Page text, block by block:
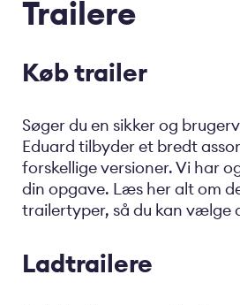
Trailere
Køb trailer
Søger du en sikker og
Eduard tilbyder et bredt
forskellige versioner. Vi har
din opgave. Læs her alt om
trailertyper, så du kan vælge
Ladtrailere